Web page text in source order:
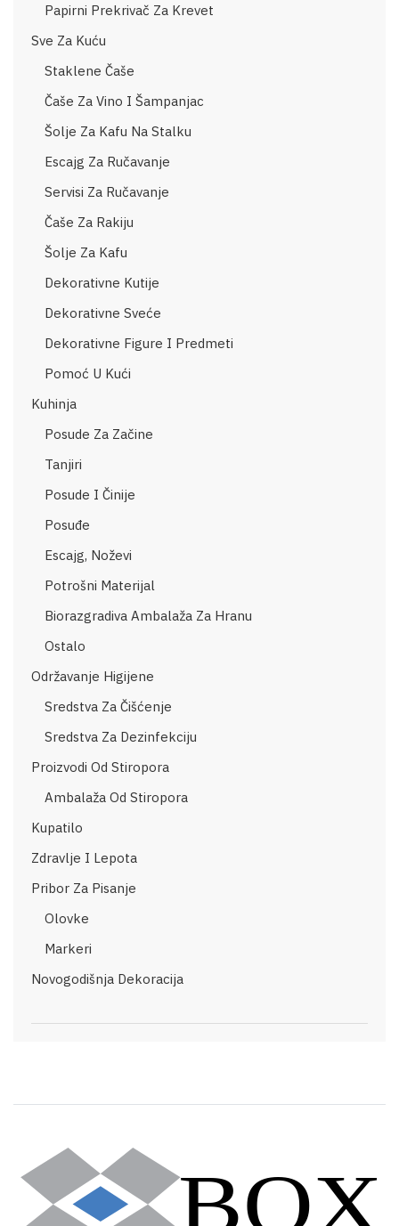
Papirni Prekrivač Za Krevet
Sve Za Kuću
Staklene Čaše
Čaše Za Vino I Šampanjac
Šolje Za Kafu Na Stalku
Escajg Za Ručavanje
Servisi Za Ručavanje
Čaše Za Rakiju
Šolje Za Kafu
Dekorativne Kutije
Dekorativne Sveće
Dekorativne Figure I Predmeti
Pomoć U Kući
Kuhinja
Posude Za Začine
Tanjiri
Posude I Činije
Posuđe
Escajg, Noževi
Potrošni Materijal
Biorazgradiva Ambalaža Za Hranu
Ostalo
Održavanje Higijene
Sredstva Za Čišćenje
Sredstva Za Dezinfekciju
Proizvodi Od Stiropora
Ambalaža Od Stiropora
Kupatilo
Zdravlje I Lepota
Pribor Za Pisanje
Olovke
Markeri
Novogodišnja Dekoracija